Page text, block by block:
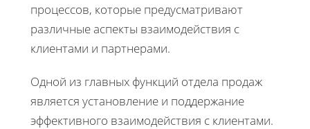
процессов, которые предусматривают
различные аспекты взаимодействия с
клиентами и партнерами.
Одной из главных функций отдела продаж
является установление и поддержание
эффективного взаимодействия с клиентами.